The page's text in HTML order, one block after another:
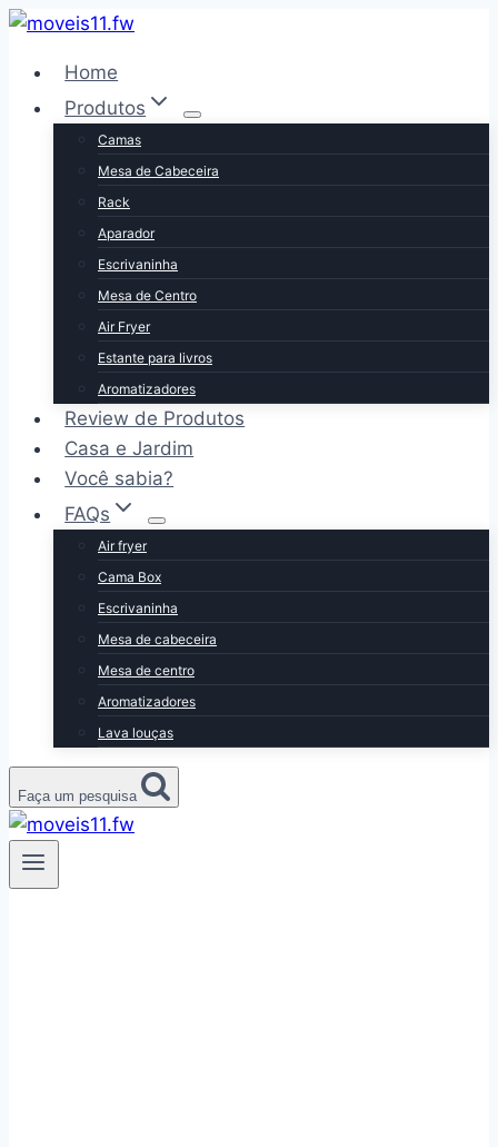
Pular
Conteúdo
Home
Produtos
Camas
Mesa de Cabeceira
Rack
Aparador
Escrivaninha
Mesa de Centro
Air Fryer
Estante para livros
Aromatizadores
Review de Produtos
Casa e Jardim
Você sabia?
FAQs
Air fryer
Cama Box
Escrivaninha
Mesa de cabeceira
Mesa de centro
Aromatizadores
Lava louças
Faça um pesquisa